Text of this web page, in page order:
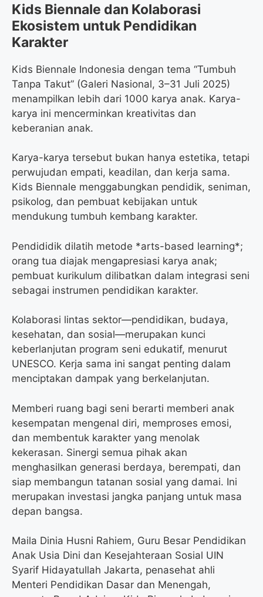
Kids Biennale dan Kolaborasi
Ekosistem untuk Pendidikan
Karakter
Kids Biennale Indonesia dengan tema “Tumbuh
Tanpa Takut” (Galeri Nasional, 3–31 Juli 2025)
menampilkan lebih dari 1000 karya anak. Karya-
karya ini mencerminkan kreativitas dan
keberanian anak.
Karya-karya tersebut bukan hanya estetika, tetapi
perwujudan empati, keadilan, dan kerja sama.
Kids Biennale menggabungkan pendidik, seniman,
psikolog, dan pembuat kebijakan untuk
mendukung tumbuh kembang karakter.
Pendididik dilatih metode *arts-based learning*;
orang tua diajak mengapresiasi karya anak;
pembuat kurikulum dilibatkan dalam integrasi seni
sebagai instrumen pendidikan karakter.
Kolaborasi lintas sektor—pendidikan, budaya,
kesehatan, dan sosial—merupakan kunci
keberlanjutan program seni edukatif, menurut
UNESCO. Kerja sama ini sangat penting dalam
menciptakan dampak yang berkelanjutan.
Memberi ruang bagi seni berarti memberi anak
kesempatan mengenal diri, memproses emosi,
dan membentuk karakter yang menolak
kekerasan. Sinergi semua pihak akan
menghasilkan generasi berdaya, berempati, dan
siap membangun tatanan sosial yang damai. Ini
merupakan investasi jangka panjang untuk masa
depan bangsa.
Maila Dinia Husni Rahiem, Guru Besar Pendidikan
Anak Usia Dini dan Kesejahteraan Sosial UIN
Syarif Hidayatullah Jakarta, penasehat ahli
Menteri Pendidikan Dasar dan Menengah,